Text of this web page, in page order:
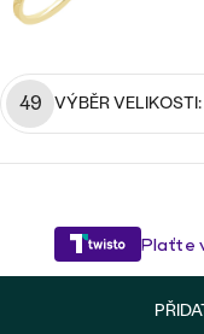
DRAHOKAM
DLE MATERIÁLU
STŘÍBRO
S LAB-
S PERLAMI
DLE STYLU
LUXUSNÍ
CENOVĚ
LUXUSNÍ
49 VÝBĚR VELIKOSTI: